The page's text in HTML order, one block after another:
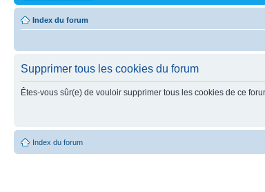
Index du forum
Supprimer tous les cookies du forum
Êtes-vous sûr(e) de vouloir supprimer tous les cookies de ce
Index du forum